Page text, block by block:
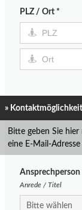
PLZ / Ort *
»
Bitte geben Sie
eine E-Mail-
Ansprechperson
Anrede / Titel